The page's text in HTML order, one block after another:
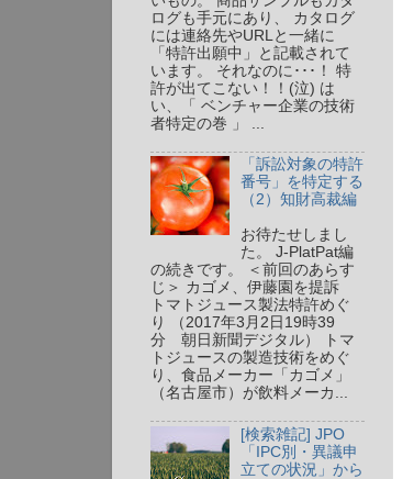
ログも手元にあり、 カタログ
には連絡先やURLと一緒に
「特許出願中」と記載されて
います。 それなのに･･･！ 特
許が出てこない！！(泣) は
い、「 ベンチャー企業の技術
者特定の巻 」 ...
「訴訟対象の特許
番号」を特定する
（2）知財高裁編
お待たせしまし
た。 J-PlatPat編
の続きです。 ＜前回のあらす
じ＞ カゴメ、伊藤園を提訴
トマトジュース製法特許めぐ
り （2017年3月2日19時39
分 朝日新聞デジタル） トマ
トジュースの製造技術をめぐ
り、食品メーカー「カゴメ」
（名古屋市）が飲料メーカ...
[検索雑記] JPO
「IPC別・異議申
立ての状況」から